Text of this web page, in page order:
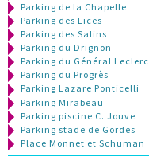
Parking de la Chapelle
Parking des Lices
Parking des Salins
Parking du Drignon
Parking du Général Leclerc
Parking du Progrès
Parking Lazare Ponticelli
Parking Mirabeau
Parking piscine C. Jouve
Parking stade de Gordes
Place Monnet et Schuman